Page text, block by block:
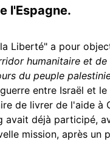
l'Espagne.
Liberté" a pour
humanitaire et
du peuple
entre Israël et le
de livrer de l'aide à
avait déjà participé,
mission, après un